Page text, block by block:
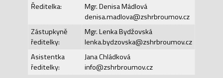
Ředitelka:
Mgr. Denisa Mádlová
denisa.madlova@zshrbroumov.cz
Zástupkyně
ředitelky:
Mgr. Lenka Bydžovská
lenka.bydzovska@zshrbroumov.cz
Asistentka
ředitelky:
Jana Chládková
info@zshrbroumov.cz